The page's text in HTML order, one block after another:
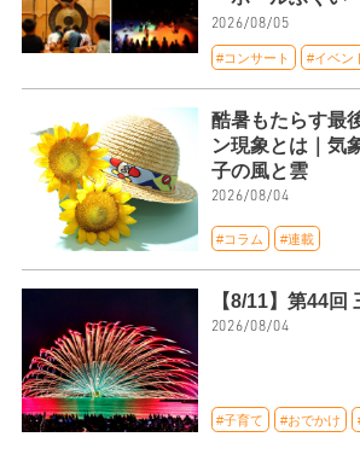
2026/08/05
#コンサート #イベン
酷暑もたらす最
ン現象とは｜気
子の風と雲
2026/08/04
#コラム #連載
【8/11】第44回
2026/08/04
#子育て #おでかけ